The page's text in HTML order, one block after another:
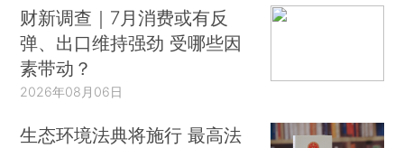
财新调查｜7月消费或有反
弹、出口维持强劲 受哪些因
素带动？
2026年08月06日
生态环境法典将施行 最高法